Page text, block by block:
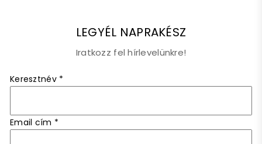
LEGYÉL NAPRAKÉSZ
Iratkozz fel hírlevelünkre!
Keresztnév *
Email cím *